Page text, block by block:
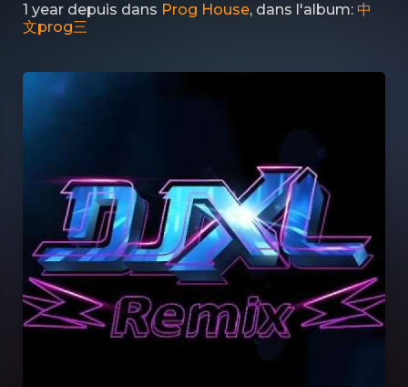
1 year depuis dans Prog House, dans l'album: 中
文prog三